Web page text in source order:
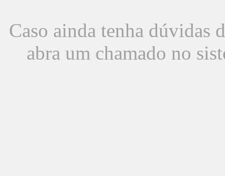
Caso ainda tenha dúvidas
abra um chamado no